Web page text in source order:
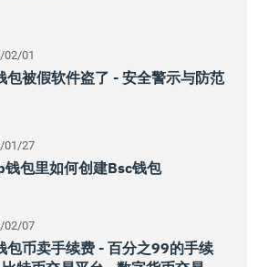
02/01
包被假软件盗了 - 安全警示与防范
01/27
包里如何创建bsc钱包
02/07
包币卖手续费 - 百分之99的手续